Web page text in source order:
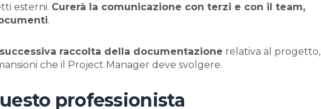
esterni. Curerà la comunicazione con terzi e con il team,
.
raccolta della documentazione relativa al progetto,
che il Project Manager deve svolgere.
professionista